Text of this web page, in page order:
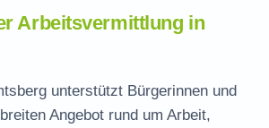
Arbeitsvermittlung in
unterstützt Bürgerinnen und
Angebot rund um Arbeit,